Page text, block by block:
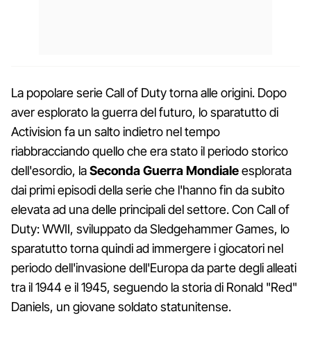
La popolare serie Call of Duty torna alle origini. Dopo
aver esplorato la guerra del futuro, lo sparatutto di
Activision fa un salto indietro nel tempo
riabbracciando quello che era stato il periodo storico
dell'esordio, laSeconda Guerra Mondialeesplorata
dai primi episodi della serie che l'hanno fin da subito
elevata ad una delle principali del settore. Con Call of
Duty: WWII, sviluppato da Sledgehammer Games, lo
sparatutto torna quindi ad immergere i giocatori nel
periodo dell'invasione dell'Europa da parte degli alleati
tra il 1944 e il 1945, seguendo la storia di Ronald "Red"
Daniels, un giovane soldato statunitense.